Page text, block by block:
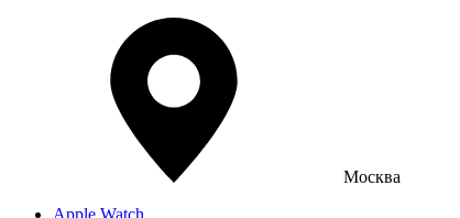
Москва
Apple Watch